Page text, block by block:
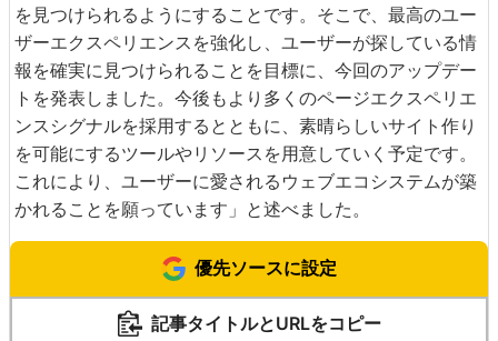
を見つけられるようにすることです。そこで、最高のユー
ザーエクスペリエンスを強化し、ユーザーが探している情
報を確実に見つけられることを目標に、今回のアップデー
トを発表しました。今後もより多くのページエクスペリエ
ンスシグナルを採用するとともに、素晴らしいサイト作り
を可能にするツールやリソースを用意していく予定です。
これにより、ユーザーに愛されるウェブエコシステムが築
かれることを願っています」と述べました。
優先ソースに設定
記事タイトルとURLをコピー